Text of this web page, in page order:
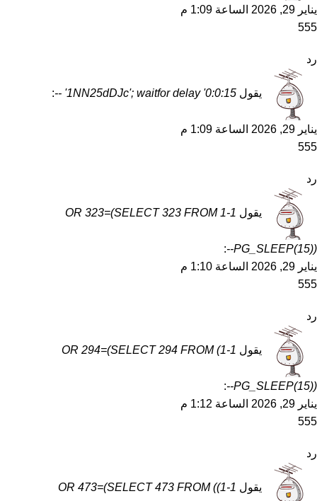
يناير 29, 2026 الساعة 1:09 م
555
رد
يقول 1NN25dDJc'; waitfor delay '0:0:15' --
:
يناير 29, 2026 الساعة 1:09 م
555
رد
يقول 1-1 OR 323=(SELECT 323 FROM
PG_SLEEP(15))--
:
يناير 29, 2026 الساعة 1:10 م
555
رد
يقول 1-1) OR 294=(SELECT 294 FROM
PG_SLEEP(15))--
:
يناير 29, 2026 الساعة 1:12 م
555
رد
يقول 1-1)) OR 473=(SELECT 473 FROM